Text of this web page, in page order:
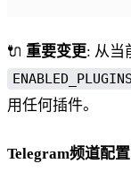
🔌 重要变更: 从当
ENABLED_PLUGINS
用任何插件。
Telegram频道配置